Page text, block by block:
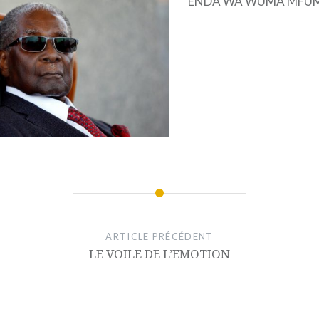
ARTICLE PRÉCÉDENT
LE VOILE DE L’EMOTION